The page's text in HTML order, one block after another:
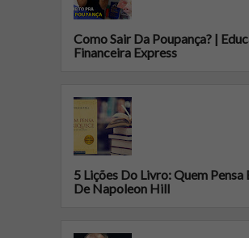
Como Sair Da Poupança? |
Financeira Express
5 Lições Do Livro: Quem Pensa
De Napoleon Hill